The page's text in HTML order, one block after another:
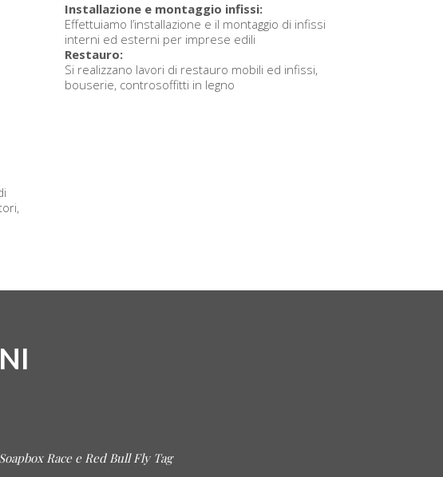
Installazione e montaggio infissi:
Effettuiamo l’installazione e il montaggio di infissi
interni ed esterni per imprese edili
Restauro:
Si realizzano lavori di restauro mobili ed infissi,
bouserie, controsoffitti in legno
Race e Red Bull Fly Tag